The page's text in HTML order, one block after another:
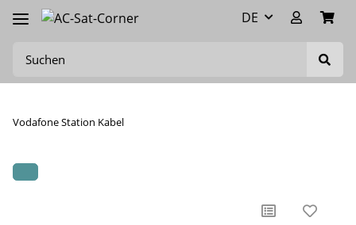
DE
Vodafone Station Kabel